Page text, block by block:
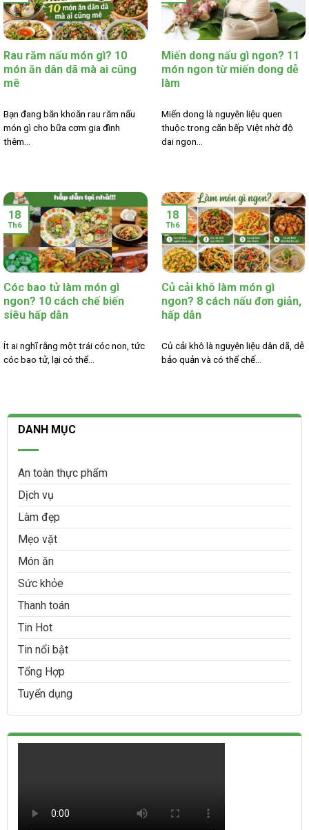
Rau răm nấu món gì? 10
món ăn dân dã mà ai cũng
mê
Bạn đang băn khoăn rau răm nấu
món gì cho bữa cơm gia đình
thêm...
Miến dong nấu gì ngon? 11
món ngon từ miến dong dễ
làm
Miến dong là nguyên liệu quen
thuộc trong căn bếp Việt nhờ độ
dai ngon...
Cóc bao tử làm món gì
ngon? 10 cách chế biến
siêu hấp dẫn
Ít ai nghĩ rằng một trái cóc non, tức
cóc bao tử, lại có thể...
18
Th6
Củ cải khô làm món gì
ngon? 8 cách nấu đơn giản,
hấp dẫn
Củ cải khô là nguyên liệu dân dã, dễ
bảo quản và có thể chế...
18
Th6
DANH MỤC
An toàn thực phẩm
Dịch vụ
Làm đẹp
Mẹo vặt
Món ăn
Sức khỏe
Thanh toán
Tin Hot
Tin nổi bật
Tổng Hợp
Tuyển dụng